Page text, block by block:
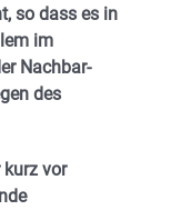
so dass es in
im
Nachbar-
des
kurz vor